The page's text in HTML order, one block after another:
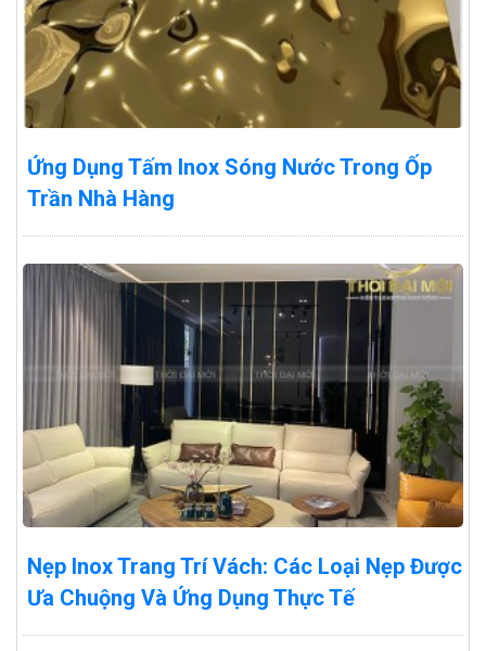
Ứng Dụng Tấm Inox Sóng Nước Trong Ốp
Trần Nhà Hàng
Nẹp Inox Trang Trí Vách: Các Loại Nẹp Được
Ưa Chuộng Và Ứng Dụng Thực Tế